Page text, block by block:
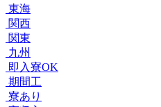
東海
関西
関東
九州
即入寮OK
期間工
寮あり